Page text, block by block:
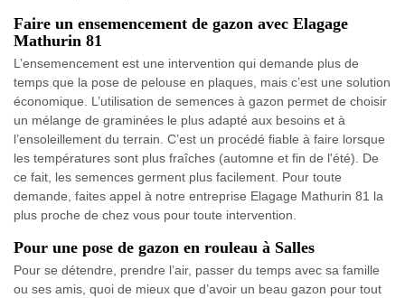
Faire un ensemencement de gazon avec Elagage
Mathurin 81
L’ensemencement est une intervention qui demande plus de
temps que la pose de pelouse en plaques, mais c’est une solution
économique. L’utilisation de semences à gazon permet de choisir
un mélange de graminées le plus adapté aux besoins et à
l’ensoleillement du terrain. C’est un procédé fiable à faire lorsque
les températures sont plus fraîches (automne et fin de l'été). De
ce fait, les semences germent plus facilement. Pour toute
demande, faites appel à notre entreprise Elagage Mathurin 81 la
plus proche de chez vous pour toute intervention.
Pour une pose de gazon en rouleau à Salles
Pour se détendre, prendre l’air, passer du temps avec sa famille
ou ses amis, quoi de mieux que d’avoir un beau gazon pour tout